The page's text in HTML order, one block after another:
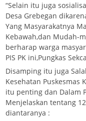
“Selain itu juga
Desa Grebegan
Yang Masyarakatnya
Kebawah,dan Mudah-
berharap warga
PIS PK ini,Pungkas
Disamping itu juga
Kesehatan Puskesmas
itu penting dan Dalam
Menjelaskan tentang
diantaranya :